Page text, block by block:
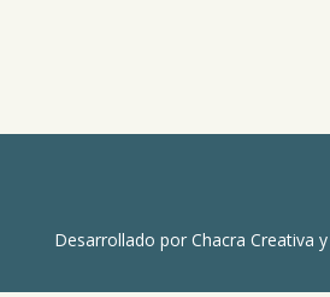
Desarrollado por Chacra Creativa y